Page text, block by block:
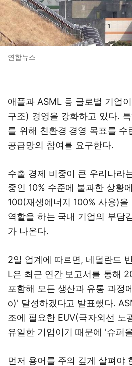
연합뉴스
애플과 ASML 등 글로벌 기업이
구조) 경영을 강화하고 있다.
를 위해 친환경 경영 목표를 수
공급망의 참여를 요구한다.
수출 경제 비중이 큰 우리나라
중인 10% 수준에 불과한 상황
100(재생에너지 100% 사용)
역할을 하는 국내 기업의 부담
가 나온다.
2일 업계에 따르면, 네덜란드
L은 최근 연간 보고서를 통해
포함해 모든 생산과 유통 과정
o)' 달성하겠다고 발표했다.
조에 필요한 EUV(극자외선 노
유일한 기업이기 때문에 '슈퍼
먼저 용어를 주의 깊게 살펴야